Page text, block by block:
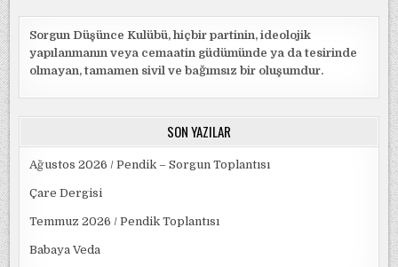
Sorgun Düşünce Kulübü, hiçbir partinin, ideolojik
yapılanmanın veya cemaatin güdümünde ya da tesirinde
olmayan, tamamen sivil ve bağımsız bir oluşumdur.
SON YAZILAR
Ağustos 2026 / Pendik – Sorgun Toplantısı
Çare Dergisi
Temmuz 2026 / Pendik Toplantısı
Babaya Veda